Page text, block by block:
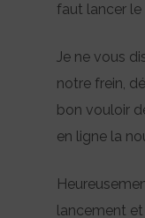
faut lancer le
Je ne vous
notre frein,
bon vouloir
en ligne la
lancement